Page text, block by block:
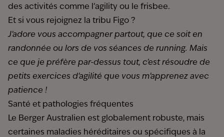
des activités comme l’agility ou le frisbee.
Et si vous rejoignez la tribu Figo ?
J’adore vous accompagner partout, que ce soit en
randonnée ou lors de vos séances de running. Mais
ce que je préfère par-dessus tout, c’est résoudre de
petits exercices d’agilité que vous m’apprenez avec
patience !
Santé et pathologies fréquentes
Le Berger Australien est globalement robuste, mais
certaines maladies héréditaires ou spécifiques à la